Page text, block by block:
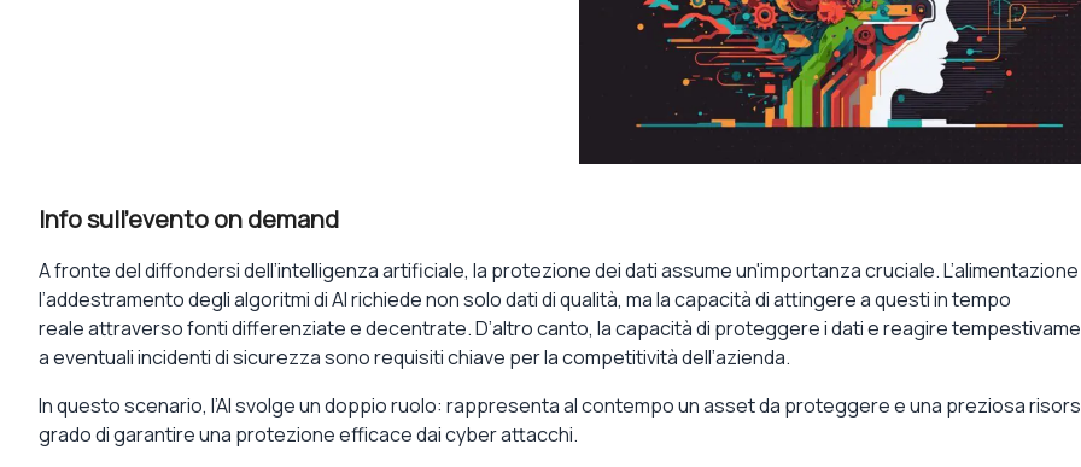
Info sull'evento on demand
A fronte del diffondersi dell’intelligenza artificiale, la protezione dei datiassume un'importanza cruciale.
l’addestramento degli algoritmi di AI richiede non solodati di qualità, ma la capacità diattingere a questi in tempo
realeattraverso fonti differenziate e decentrate. D’altro canto, la capacità di proteggere i dati ereagire
a eventuali incidentidi sicurezza sono requisiti chiave per la competitività dell’azienda.
In questo scenario, l’AI svolge un doppio ruolo: rappresenta al contempo unasset da proteggeree una preziosa
grado di garantire una protezione efficacedai cyber attacchi.